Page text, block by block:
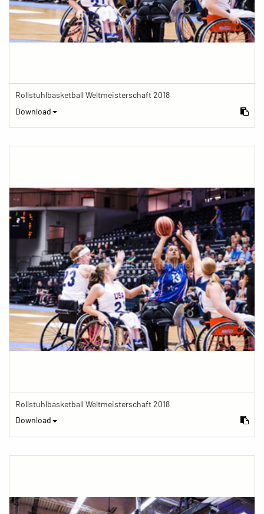
Rollstuhlbasketball Weltmeisterschaft 2018
Download
Rollstuhlbasketball Weltmeisterschaft 2018
Download